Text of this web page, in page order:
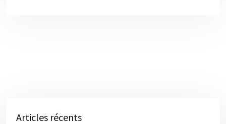
Articles récents